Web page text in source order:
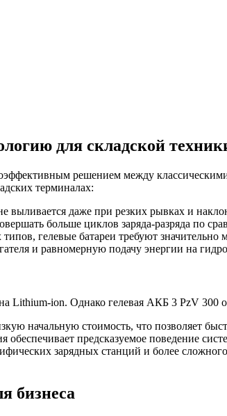
для складской
решением между
терминалах:
выливается даже при резких рывках и
больше циклов заряда-разряда по
гелевые батареи требуют
и равномерную подачу энергии на
Lithium-ion. Однако гелевая АКБ 3 PzV
начальную стоимость, что позволяет
обеспечивает предсказуемое поведение
зарядных станций и более
бизнеса